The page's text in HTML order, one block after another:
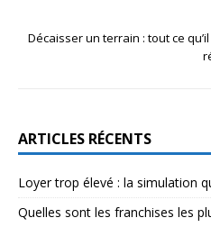
Décaisser un terrain : tout ce
ARTICLES RÉCENTS
Loyer trop élevé : la simulation
Quelles sont les franchises les